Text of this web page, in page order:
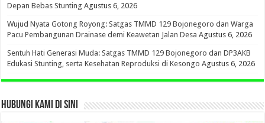
Depan Bebas Stunting Agustus 6, 2026
Wujud Nyata Gotong Royong: Satgas TMMD 129 Bojonegoro dan Warga
Pacu Pembangunan Drainase demi Keawetan Jalan Desa Agustus 6, 2026
Sentuh Hati Generasi Muda: Satgas TMMD 129 Bojonegoro dan DP3AKB
Edukasi Stunting, serta Kesehatan Reproduksi di Kesongo Agustus 6, 2026
HUBUNGI KAMI DI SINI